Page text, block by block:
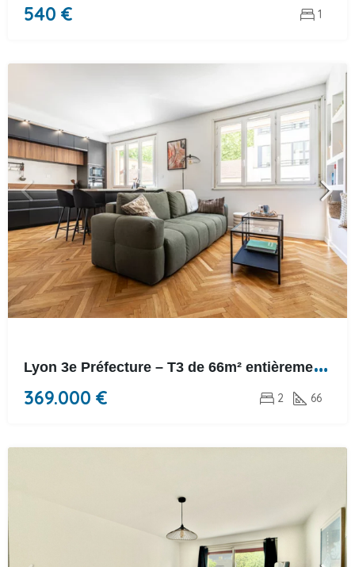
540 € 1
L
yon 3e Préfecture – T3 de 66m² entièrement rénové
369.000 € 2 66